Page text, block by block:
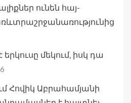
ունեն հայ-
երկուսը մեկում, իսկ դա
Հովիկ Աբրահամյանի